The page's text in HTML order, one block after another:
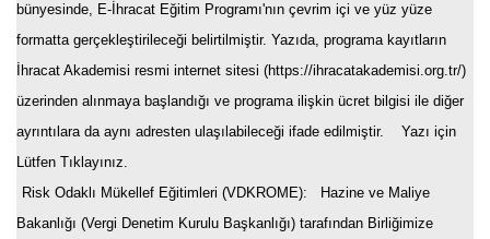
bünyesinde, E-İhracat Eğitim Programı'nın çevrim içi ve yüz yüze
formatta gerçekleştirileceği belirtilmiştir. Yazıda, programa kayıtların
İhracat Akademisi resmi internet sitesi (https://ihracatakademisi.org.tr/)
üzerinden alınmaya başlandığı ve programa ilişkin ücret bilgisi ile diğer
ayrıntılara da aynı adresten ulaşılabileceği ifade edilmiştir. Yazı için
Lütfen Tıklayınız.
Risk Odaklı Mükellef Eğitimleri (VDKROME): Hazine ve Maliye
Bakanlığı (Vergi Denetim Kurulu Başkanlığı) tarafından Birliğimize